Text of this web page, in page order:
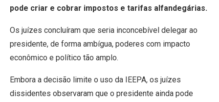
pode criar e cobrar impostos e tarifas alfandegárias.
Os juízes concluíram que seria inconcebível delegar ao
presidente, de forma ambígua, poderes com impacto
econômico e político tão amplo.
Embora a decisão limite o uso da IEEPA, os juízes
dissidentes observaram que o presidente ainda pode